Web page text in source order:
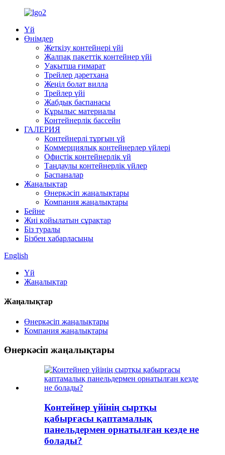
Үй
Өнімдер
Жеткізу контейнері үйі
Жалпақ пакеттік контейнер үйі
Уақытша ғимарат
Трейлер дәретхана
Жеңіл болат вилла
Трейлер үйі
Жабдық баспанасы
Құрылыс материалы
Контейнерлік бассейн
ГАЛЕРИЯ
Контейнерлі тұрғын үй
Коммерциялық контейнерлер үйлері
Офистік контейнерлік үй
Таңдаулы контейнерлік үйлер
Баспаналар
Жаңалықтар
Өнеркәсіп жаңалықтары
Компания жаңалықтары
Бейне
Жиі қойылатын сұрақтар
Біз туралы
Бізбен хабарласыңы
English
Үй
Жаңалықтар
Жаңалықтар
Өнеркәсіп жаңалықтары
Компания жаңалықтары
Өнеркәсіп жаңалықтары
Контейнер үйінің сыртқы
қабырғасы қаптамалық
панельдермен орнатылған кезде не
болады?